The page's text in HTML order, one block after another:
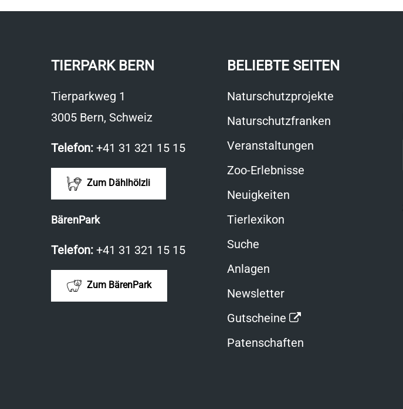
TIERPARK BERN
Tierparkweg 1
3005 Bern, Schweiz
Telefon: +41 31 321 15 15
Zum Dählhölzli
BärenPark
Telefon: +41 31 321 15 15
Zum BärenPark
BELIEBTE SEITEN
Naturschutzprojekte
Naturschutzfranken
Veranstaltungen
Zoo-Erlebnisse
Neuigkeiten
Tierlexikon
Suche
Anlagen
Newsletter
Gutscheine
Link
öffnet
Patenschaften